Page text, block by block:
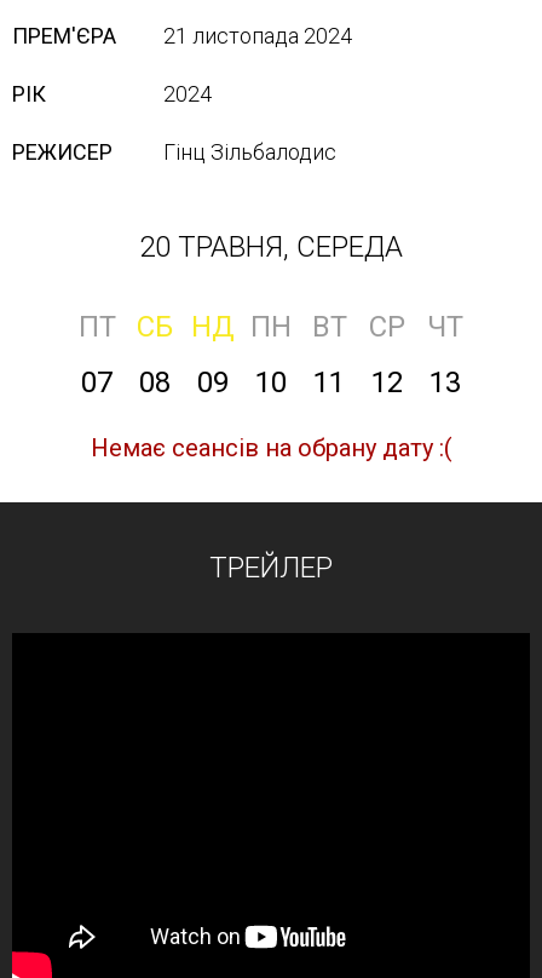
ПРЕМ'ЄРА 21 листопада 2024
РІК 2024
РЕЖИСЕР Гінц Зільбалодис
20 ТРАВНЯ, СЕРЕДА
ПТ СБ НД ПН ВТ СР
ЧТ
07
08 09 10 11 12 13
Немає сеансів на обрану дату :(
ТРЕЙЛЕР